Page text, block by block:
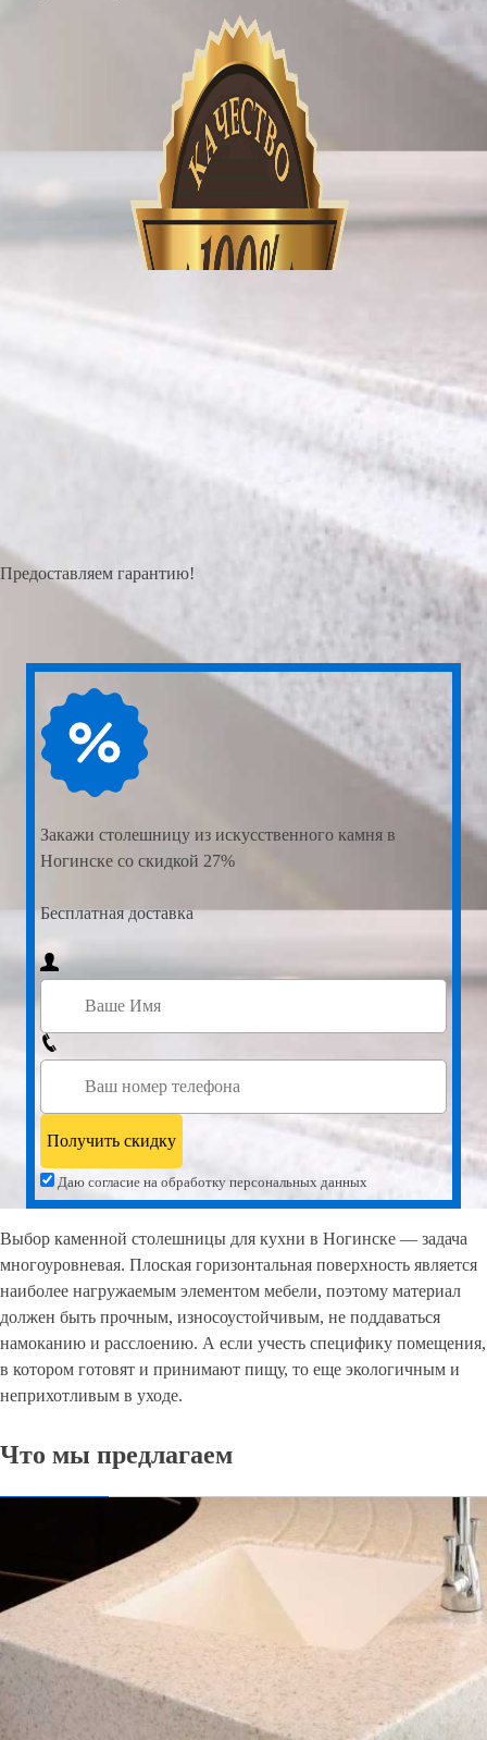
Предоставляем гарантию!
Закажи столешницу из искусственного камня в
Ногинске со скидкой 27%
Бесплатная доставка
Даю согласие на обработку персональных данных
Выбор каменной столешницы для кухни в Ногинске — задача
многоуровневая. Плоская горизонтальная поверхность является
наиболее нагружаемым элементом мебели, поэтому материал
должен быть прочным, износоустойчивым, не поддаваться
намоканию и расслоению. А если учесть специфику помещения,
в котором готовят и принимают пищу, то еще экологичным и
неприхотливым в уходе.
Что мы предлагаем